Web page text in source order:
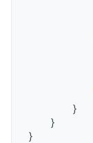
}
}
}